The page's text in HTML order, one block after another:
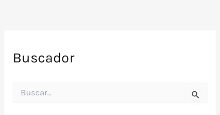
Buscador